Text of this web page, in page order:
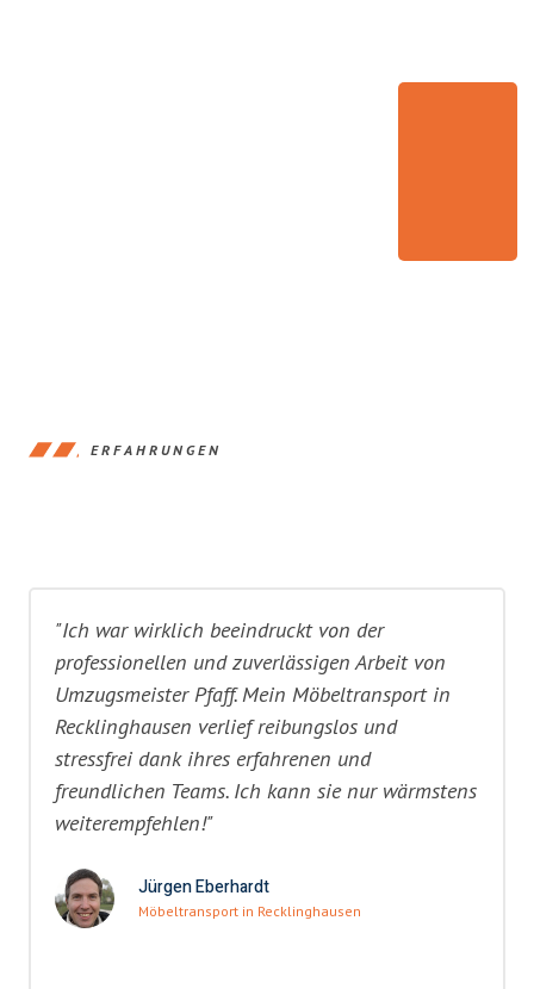
ERFAHRUNGEN
"Ich war wirklich beeindruckt von der
professionellen und zuverlässigen Arbeit von
Umzugsmeister Pfaff. Mein Möbeltransport in
Recklinghausen verlief reibungslos und
stressfrei dank ihres erfahrenen und
freundlichen Teams. Ich kann sie nur wärmstens
weiterempfehlen!"
Jürgen Eberhardt
Möbeltransport in Recklinghausen